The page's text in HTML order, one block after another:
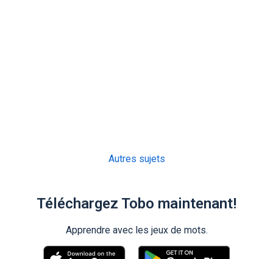
Autres sujets
Téléchargez Tobo maintenant!
Apprendre avec les jeux de mots.